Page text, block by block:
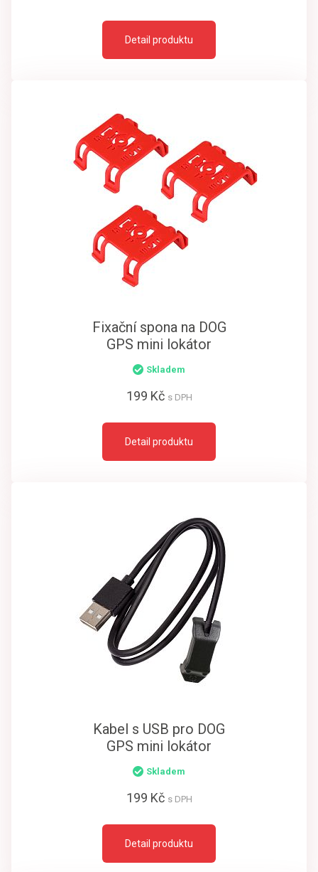
Detail produktu
Fixační spona na DOG
GPS mini lokátor
Skladem
199 Kč s DPH
Detail produktu
Kabel s USB pro DOG
GPS mini lokátor
Skladem
199 Kč s DPH
Detail produktu